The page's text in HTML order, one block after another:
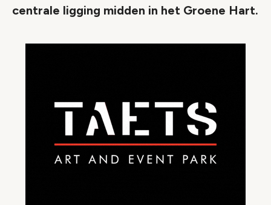
centrale ligging midden in het Groene Hart.